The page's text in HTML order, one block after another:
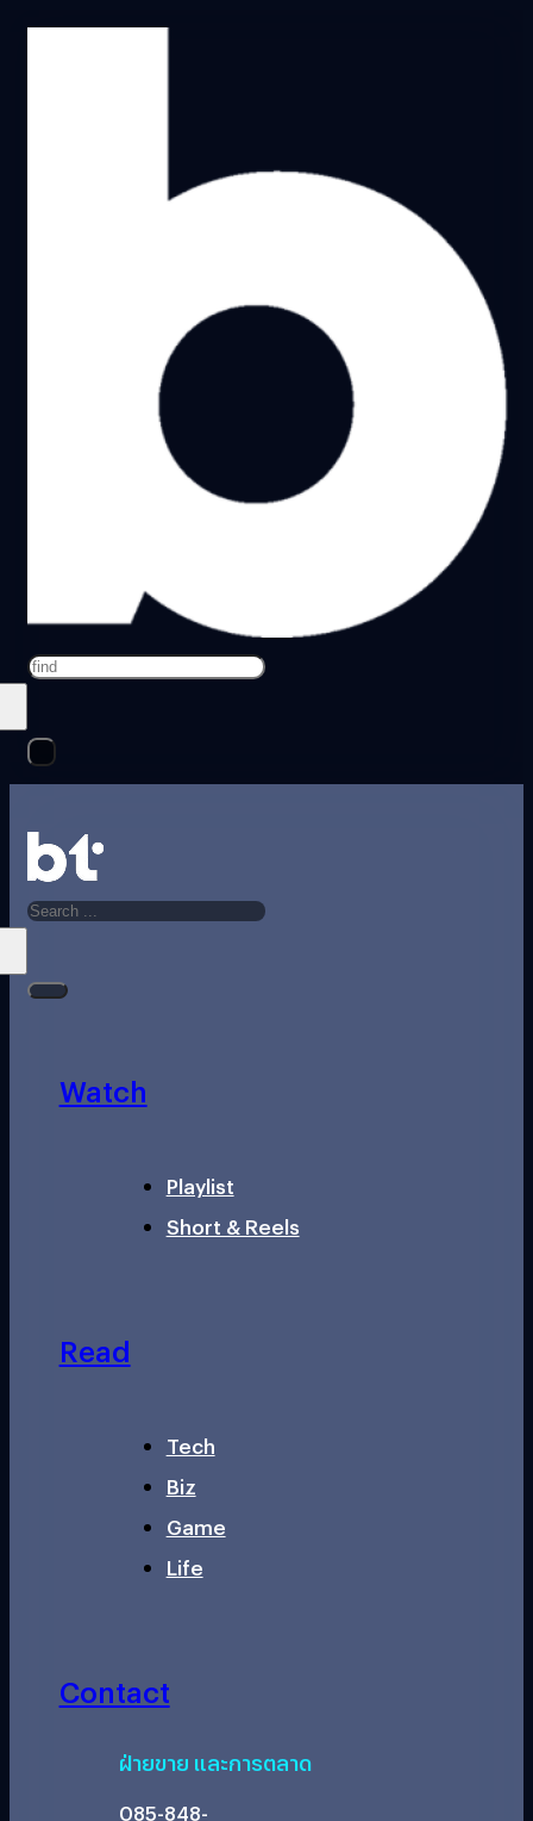
Search
Search
Watch
Playlist
Short & Reels
Read
Tech
Biz
Game
Life
Contact
ฝ่ายขาย และการตลาด
085-848-